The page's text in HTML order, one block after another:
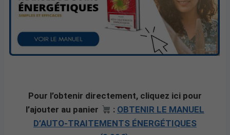
Pour l’obtenir directement, cliquez ici pour
l’ajouter au panier
: OBTENIR LE MANUEL
D’AUTO-TRAITEMENTS ÉNERGÉTIQUES